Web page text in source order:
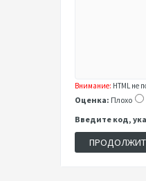
Внимание: HTML не
Оценка: Плохо
Введите код,